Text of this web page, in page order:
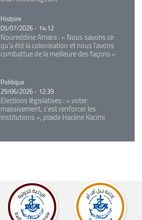
Catégorie
Histoire
05/07/2026 - 14:12
Noureddine Amara : « Nous savons ce
qu’a été la colonisation et nous l’avons
combattue de la meilleure des façons »
Catégorie
Politique
29/06/2026 - 12:39
Elections législatives : « voter
massivement, c'est renforcer les
institutions », plaide Hacène Kacimi